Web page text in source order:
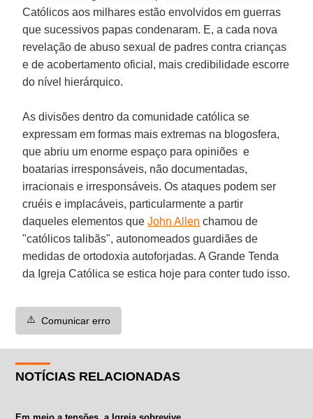
Católicos aos milhares estão envolvidos em guerras
que sucessivos papas condenaram. E, a cada nova
revelação de abuso sexual de padres contra crianças
e de acobertamento oficial, mais credibilidade escorre
do nível hierárquico.
As divisões dentro da comunidade católica se
expressam em formas mais extremas na blogosfera,
que abriu um enorme espaço para opiniões e
boatarias irresponsáveis, não documentadas,
irracionais e irresponsáveis. Os ataques podem ser
cruéis e implacáveis, particularmente a partir
daqueles elementos queJohn Allen chamou de
"católicos talibãs", autonomeados guardiães de
medidas de ortodoxia autoforjadas. A Grande Tenda
da Igreja Católica se estica hoje para conter tudo isso.
⚠️ Comunicar erro
NOTÍCIAS RELACIONADAS